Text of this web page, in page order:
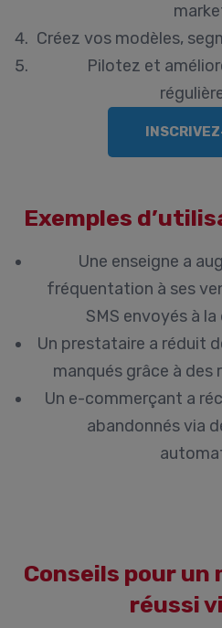
Créez vos modèles,
Pilotez et
Exemples
Une enseigne a
fréquentation à ses
SMS envoyés à
Un prestataire a réduit
manqués grâce à
Un e-commerçant a
abandonnés via
Conseils pour un
réussi